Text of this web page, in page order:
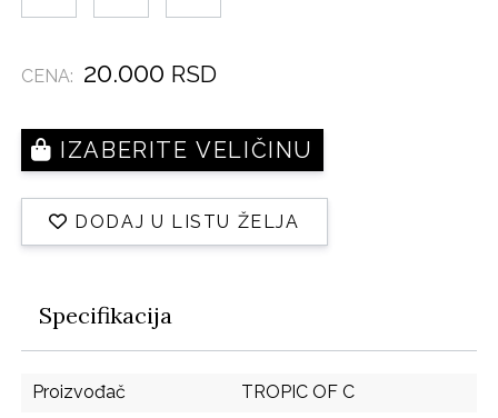
CENA: 20.000 RSD
IZABERITE VELIČINU
DODAJ U LISTU ŽELJA
Specifikacija
Proizvođač
TROPIC OF C